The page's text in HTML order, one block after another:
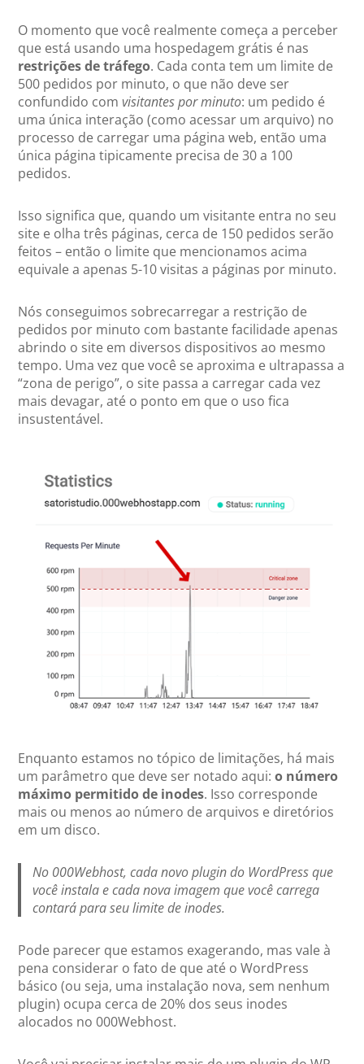
O momento que você realmente começa a perceber
que está usando uma hospedagem grátis é nas
restrições de tráfego. Cada conta tem um limite de
500 pedidos por minuto, o que não deve ser
confundido comvisitantes por minuto: um pedido é
uma única interação (como acessar um arquivo) no
processo de carregar uma página web, então uma
única página tipicamente precisa de 30 a 100
pedidos.
Isso significa que, quando um visitante entra no seu
site e olha três páginas, cerca de 150 pedidos serão
feitos – então o limite que mencionamos acima
equivale a apenas 5-10 visitas a páginas por minuto.
Nós conseguimos sobrecarregar a restrição de
pedidos por minuto com bastante facilidade apenas
abrindo o site em diversos dispositivos ao mesmo
tempo. Uma vez que você se aproxima e ultrapassa a
“zona de perigo”, o site passa a carregar cada vez
mais devagar, até o ponto em que o uso fica
insustentável.
Enquanto estamos no tópico de limitações, há mais
um parâmetro que deve ser notado aqui:o número
máximo permitido de inodes. Isso corresponde
mais ou menos ao número de arquivos e diretórios
em um disco.
No 000Webhost, cada novo plugin do WordPress que
você instala e cada nova imagem que você carrega
contará para seu limite de inodes.
Pode parecer que estamos exagerando, mas vale à
pena considerar o fato de que até o WordPress
básico (ou seja, uma instalação nova, sem nenhum
plugin) ocupa cerca de 20% dos seus inodes
alocados no 000Webhost.